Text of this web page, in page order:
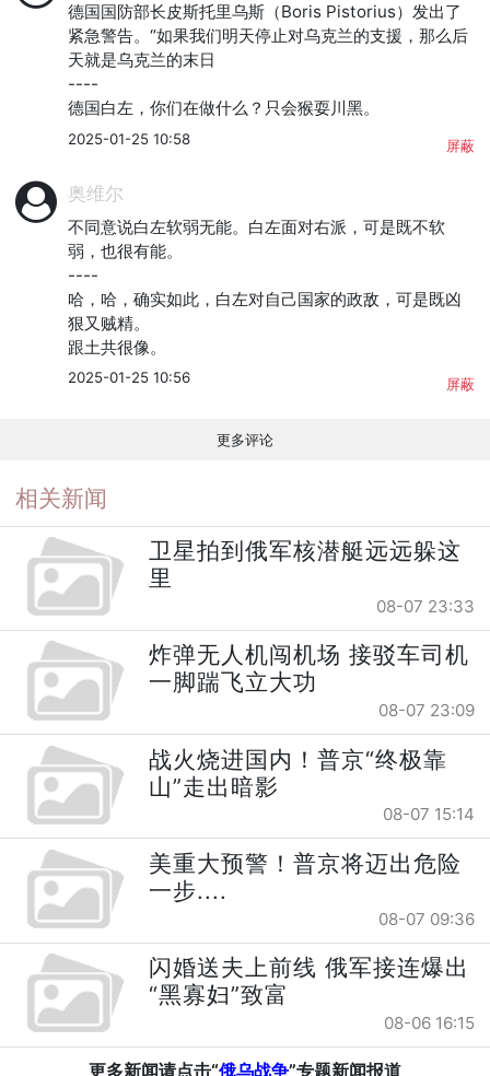
德国国防部长皮斯托里乌斯（Boris Pistorius）发出了
紧急警告。“如果我们明天停止对乌克兰的支援，那么后
天就是乌克兰的末日
----
德国白左，你们在做什么？只会猴耍川黑。
2025-01-25 10:58 屏蔽
奥维尔
不同意说白左软弱无能。白左面对右派，可是既不软
弱，也很有能。
----
哈，哈，确实如此，白左对自己国家的政敌，可是既凶
狠又贼精。
跟土共很像。
2025-01-25 10:56 屏蔽
更多评论
相关新闻
卫星拍到俄军核潜艇远远躲这
里
08-07 23:33
炸弹无人机闯机场 接驳车司机
一脚踹飞立大功
08-07 23:09
战火烧进国内！普京“终极靠
山”走出暗影
08-07 15:14
美重大预警！普京将迈出危险
一步....
08-07 09:36
闪婚送夫上前线 俄军接连爆出
“黑寡妇”致富
08-06 16:15
更多新闻请点击“俄乌战争”专题新闻报道